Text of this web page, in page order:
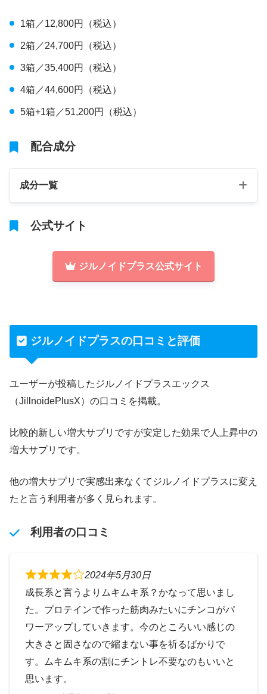
1箱／12,800円（税込）
2箱／24,700円（税込）
3箱／35,400円（税込）
4箱／44,600円（税込）
5箱+1箱／51,200円（税込）
配合成分
成分一覧
公式サイト
ジルノイドプラス公式サイト
ジルノイドプラスの口コミと評価
ユーザーが投稿したジルノイドプラスエックス
（JillnoidePlusX）の口コミを掲載。
比較的新しい増大サプリですが安定した効果で人上昇中の
増大サプリです。
他の増大サプリで実感出来なくてジルノイドプラスに変え
たと言う利用者が多く見られます。
利用者の口コミ
2024年5月30日
成長系と言うよりムキムキ系？かなって思いまし
た。プロテインで作った筋肉みたいにチンコがパ
ワーアップしていきます。今のところいい感じの
大きさと固さなので縮まない事を祈るばかりで
す。ムキムキ系の割にチントレ不要なのもいいと
思います。